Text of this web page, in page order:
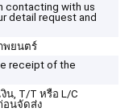
contacting with us
detail request and
พยนตร์
receipt of the
น, T/T หรือ L/C
อนจัดส่ง